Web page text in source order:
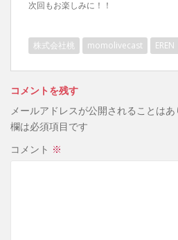
次回もお楽しみに！！
株式会社桃 momolivecast EREN
コメントを残す
メールアドレスが公開されることはあ
欄は必須項目です
コメント ※